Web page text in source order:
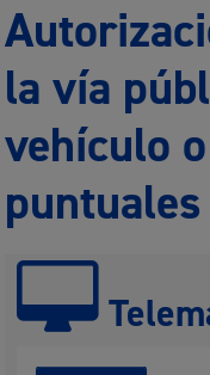
la vía
vehículo
puntuales